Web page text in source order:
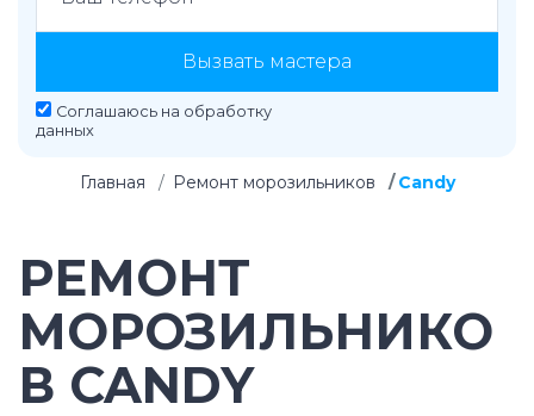
Вызвать мастера
Соглашаюсь на обработку
данных
Главная Ремонт морозильников Candy
РЕМОНТ
МОРОЗИЛЬНИКО
В CANDY